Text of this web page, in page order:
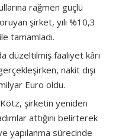
rağmen güçlü
şirket, yılı %10,3
tamamladı.
düzeltilmiş faaliyet kârı
nakit dışı
Euro oldu.
şirketin yeniden
attığını belirterek
yapılanma sürecinde